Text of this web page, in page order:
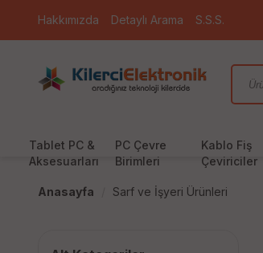
Hakkımızda Detaylı Arama S.S.S.
Tablet PC &
Aksesuarları
PC Çevre
Birimleri
Kablo Fiş
Çeviriciler
Anasayfa Sarf ve İşyeri Ürünleri